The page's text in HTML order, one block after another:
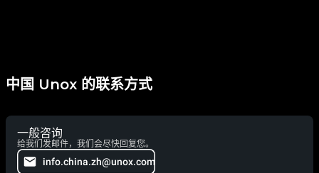
中国 Unox 的联系方式
一般咨询
给我们发邮件，我们会尽快回复您。
info.china.zh@unox.com